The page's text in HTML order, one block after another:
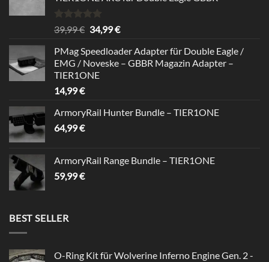
Bewertet
mit
von 5
39,99€ Ursprünglicher
war:
39,99 €
34,99€Aktueller
ist:
34,99 €.
PMag Speedloader Adapter für Double Eagle /
EMG / Noveske – GBBR Magazin Adapter –
TIER1ONE
14,99€
ArmoryRail Hunter Bundle – TIER1ONE
64,99€
ArmoryRail Range Bundle – TIER1ONE
59,99€
BEST SELLER
O-Ring Kit für Wolverine Inferno Engine Gen. 2 -